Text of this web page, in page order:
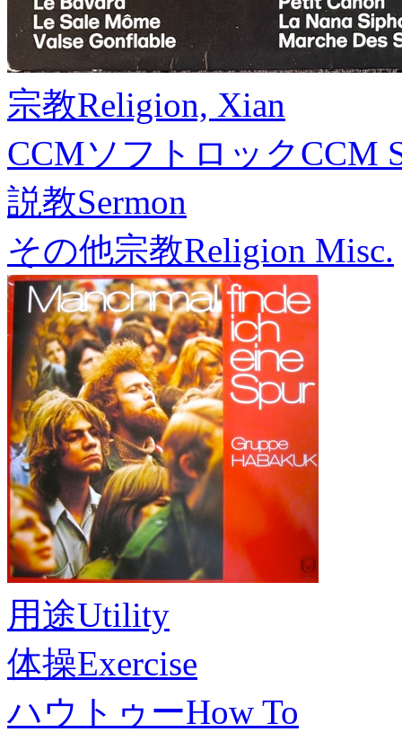
宗教Religion, Xian
CCMソフトロックCCM
説教Sermon
その他宗教Religion Misc.
用途Utility
体操Exercise
ハウトゥーHow To